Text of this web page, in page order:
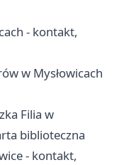
- kontakt,
w Mysłowicach
Filia w
biblioteczna
- kontakt,